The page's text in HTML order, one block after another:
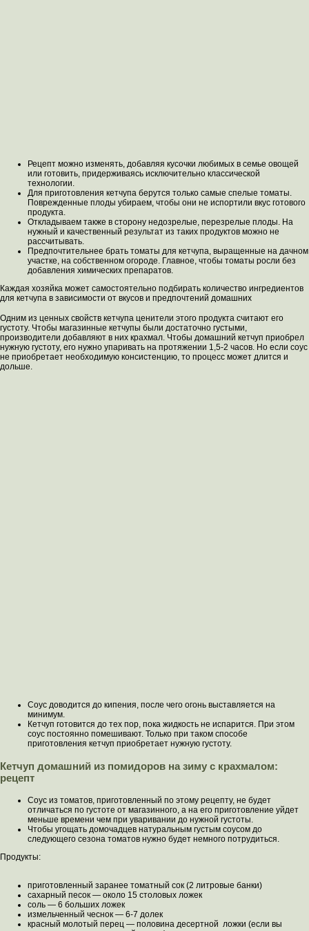
Рецепт можно изменять, добавляя кусочки любимых в семье овощей
или готовить, придерживаясь исключительно классической
технологии.
Для приготовления кетчупа берутся только самые спелые томаты.
Поврежденные плоды убираем, чтобы они не испортили вкус готового
продукта.
Откладываем также в сторону недозрелые, перезрелые плоды. На
нужный и качественный результат из таких продуктов можно не
рассчитывать.
Предпочтительнее брать томаты для кетчупа, выращенные на дачном
участке, на собственном огороде. Главное, чтобы томаты росли без
добавления химических препаратов.
Каждая хозяйка может самостоятельно подбирать количество ингредиентов
для кетчупа в зависимости от вкусов и предпочтений домашних
Одним из ценных свойств кетчупа ценители этого продукта считают его
густоту. Чтобы магазинные кетчупы были достаточно густыми,
производители добавляют в них крахмал. Чтобы домашний кетчуп приобрел
нужную густоту, его нужно упаривать на протяжении 1,5-2 часов. Но если соус
не приобретает необходимую консистенцию, то процесс может длится и
дольше.
Соус доводится до кипения, после чего огонь выставляется на
минимум.
Кетчуп готовится до тех пор, пока жидкость не испарится. При этом
соус постоянно помешивают. Только при таком способе
приготовления кетчуп приобретает нужную густоту.
Кетчуп домашний из помидоров на зиму с крахмалом:
рецепт
Соус из томатов, приготовленный по этому рецепту, не будет
отличаться по густоте от магазинного, а на его приготовление уйдет
меньше времени чем при уваривании до нужной густоты.
Чтобы угощать домочадцев натуральным густым соусом до
следующего сезона томатов нужно будет немного потрудиться.
Продукты:
приготовленный заранее томатный сок (2 литровые банки)
сахарный песок — около 15 столовых ложек
соль — 6 больших ложек
измельченный чеснок — 6-7 долек
красный молотый перец — половина десертной ложки (если вы